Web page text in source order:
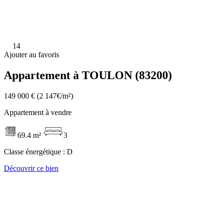
14
Ajouter au favoris
Appartement à TOULON (83200)
149 000 € (2 147€/m²)
Appartement à vendre
69.4 m²
3
Classe énergétique : D
Découvrir ce bien